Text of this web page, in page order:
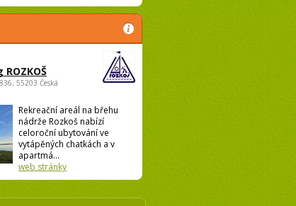
55203 Česká
Rekreační areál na břehu
nádrže Rozkoš nabízí
celoroční ubytování ve
vytápěných chatkách a v
apartmá...
web stránky